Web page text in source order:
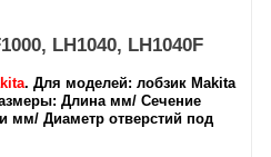
LH1040, LH1040F
.Для моделей: лобзик Makita
: Длина мм/ Сечение
мм/ Диаметр отверстий под